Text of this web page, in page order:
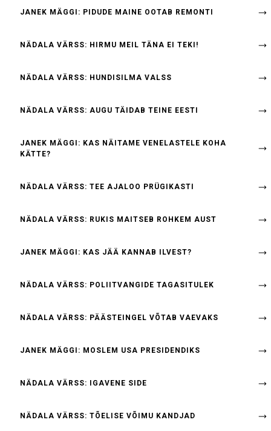
JANEK MÄGGI: PIDUDE MAINE OOTAB REMONTI
NÄDALA VÄRSS: HIRMU MEIL TÄNA EI TEKI!
NÄDALA VÄRSS: HUNDISILMA VALSS
NÄDALA VÄRSS: AUGU TÄIDAB TEINE EESTI
JANEK MÄGGI: KAS NÄITAME VENELASTELE KOHA
KÄTTE?
NÄDALA VÄRSS: TEE AJALOO PRÜGIKASTI
NÄDALA VÄRSS: RUKIS MAITSEB ROHKEM AUST
JANEK MÄGGI: KAS JÄÄ KANNAB ILVEST?
NÄDALA VÄRSS: POLIITVANGIDE TAGASITULEK
NÄDALA VÄRSS: PÄÄSTEINGEL VÕTAB VAEVAKS
JANEK MÄGGI: MOSLEM USA PRESIDENDIKS
NÄDALA VÄRSS: IGAVENE SIDE
NÄDALA VÄRSS: TÕELISE VÕIMU KANDJAD